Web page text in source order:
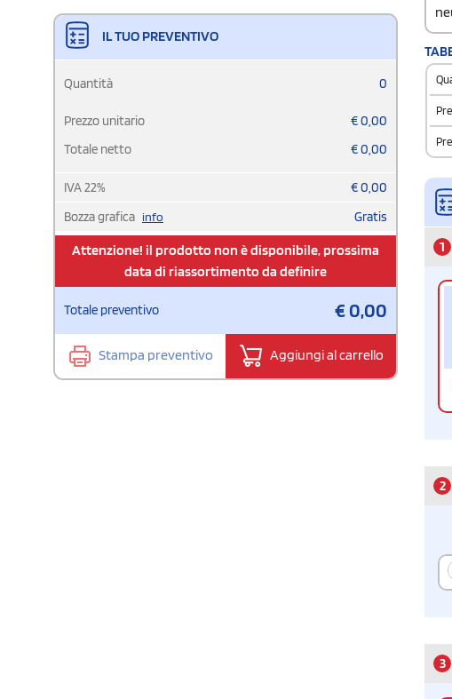
IL TUO PREVENTIVO
Quantità 0
Prezzo unitario €0,00
Totale netto
€0,00
IVA22% €0,00
Bozza grafica info Gratis
Attenzione! il prodotto non è disponibile, prossima
data di riassortimento da definire
Totale preventivo €0,00
Stampa preventivo Aggiungi al carrello
100
1
2
3